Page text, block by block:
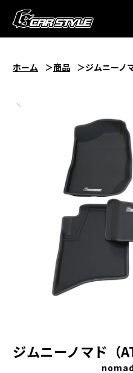
ホーム 商品 ジムニーノ
ジムニーノマド（